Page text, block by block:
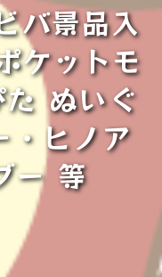
バ景品入
ケットモ
ぬいぐ
・ヒノア
ー 等